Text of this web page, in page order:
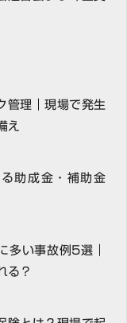
管理｜現場で発生
え
助成金・補助金
多い事故例5選｜
る？